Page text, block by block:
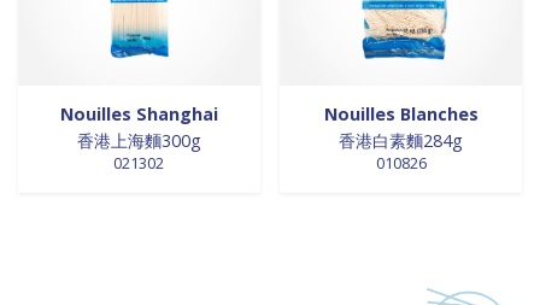
Nouilles Shanghai
香港上海麵300g
021302
Nouilles Blanches
香港白素麵284g
010826